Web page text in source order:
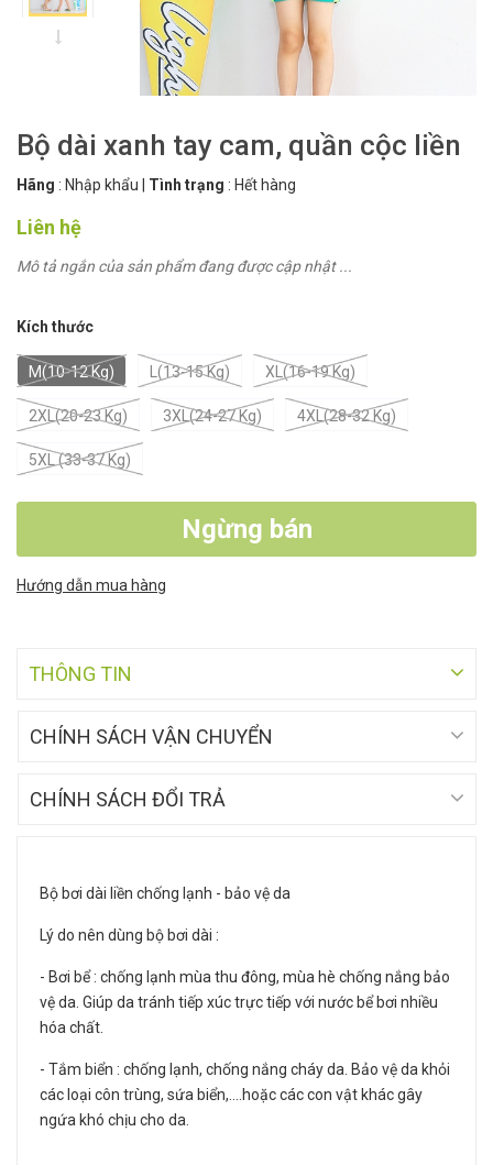
Bộ dài xanh tay cam, quần cộc liền
Hãng : Nhập khẩu Tình trạng : Hết hàng
Liên hệ
Mô tả ngắn của sản phẩm đang được cập nhật ...
Kích thước
M(10-12 Kg) L(13-15 Kg) XL(16-19 Kg)
2XL(20-23 Kg) 3XL(24-27 Kg) 4XL(28-32 Kg)
5XL (33-37 Kg)
Ngừng bán
Hướng dẫn mua hàng
THÔNG TIN
CHÍNH SÁCH VẬN CHUYỂN
CHÍNH SÁCH ĐỔI TRẢ
Bộ bơi dài liền chống lạnh - bảo vệ da
Lý do nên dùng bộ bơi dài :
- Bơi bể : chống lạnh mùa thu đông, mùa hè chống nắng bảo
vệ da. Giúp da tránh tiếp xúc trực tiếp với nước bể bơi nhiều
hóa chất.
- Tắm biển : chống lạnh, chống nắng cháy da. Bảo vệ da khỏi
các loại côn trùng, sứa biển,....hoặc các con vật khác gây
ngứa khó chịu cho da.